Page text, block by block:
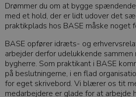
Drømmer du om at bygge
med et hold, der er lidt udover det
praktikplads hos BASE måske noget
BASE opfører idræts- og
arbejder derfor udelukkende
bygherre. Som praktikant i BASE
på beslutningerne, i en flad
for eget skrivebord. Vi blærer os tit
medarbejdere er glade for at arbejde